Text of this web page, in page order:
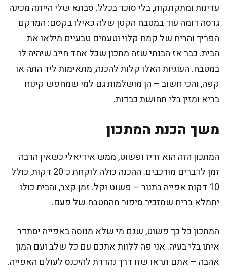
עדינות ומתקתקות, בלי סוכר בכלל. סבתא שלי הייתה מכינה
גרסה דומה עוד במטבח הקטן שלה כאילו בקסם: המרקם
הפריך והריח של קמח קלוי וטעמים טבעיים מילאו את
הבית. כבר אז הבנתי שזה מתכון שכל אחד חייב שיהיה לו
במטבח. העוגיות האלו קלות להכנה, מתאימות ליד התה או
קפה, והכי חשוב – הן מושלמות גם למי שמחפש קינוח
בריא ומזין בלי תחושת כבדות.
משך הכנת המתכון
המתכון הזה הוא זריז ופשוט, ממש אידיאלי כשאין הרבה
זמן לדברים מורכבים. ההכנה כולה לוקחת כ־20 דקות, כולל
10 דקות אפייה בתנור – פשוט וקל. זמן קצר, והבית כולו
יתמלא בריח שמזכיר סיפור מהמטבח של פעם.
המתכון כל כך פשוט, שגם מי שלא מנוסה באפייה יסתדר
איתו בלי בעיה. אני פה ללוות אתכם עם כל שלב ועם המון
אהבה – אתם תראו שזו דרך נהדרת להיכנס לעולם האפייה.